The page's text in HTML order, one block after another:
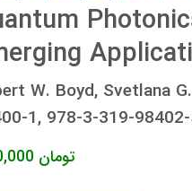
W. Boyd, Svetlana
1, 978-3-319-
تومان